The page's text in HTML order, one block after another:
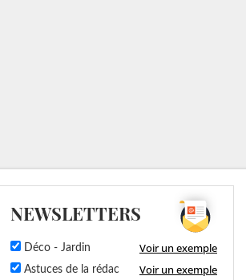
NEWSLETTERS
Déco - Jardin Voir un exemple
Astuces de la rédac Voir un exemple